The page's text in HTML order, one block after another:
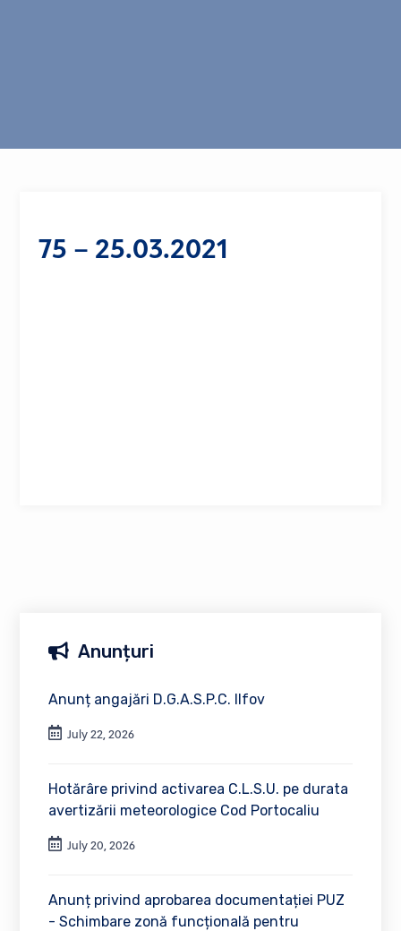
75 – 25.03.2021
Anunțuri
Anunț angajări D.G.A.S.P.C. Ilfov
July 22, 2026
Hotărâre privind activarea C.L.S.U. pe durata
avertizării meteorologice Cod Portocaliu
July 20, 2026
Anunț privind aprobarea documentației PUZ
- Schimbare zonă funcțională pentru